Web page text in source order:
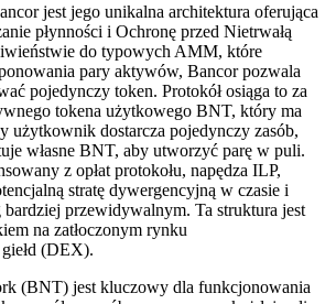
jest jego unikalna architektura oferująca
płynności i Ochronę przed Nietrwałą
do typowych AMM, które
pary aktywów, Bancor pozwala
pojedynczy token. Protokół osiąga to za
tokena użytkowego BNT, który ma
użytkownik dostarcza pojedynczy zasób,
własne BNT, aby utworzyć parę w puli.
z opłat protokołu, napędza ILP,
stratę dywergencyjną w czasie i
przewidywalnym. Ta struktura jest
na zatłoczonym rynku
(DEX).
(BNT) jest kluczowy dla funkcjonowania